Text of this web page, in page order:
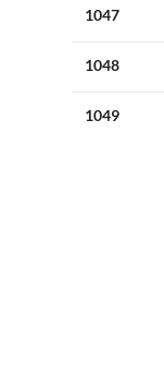
1047
1048
1049